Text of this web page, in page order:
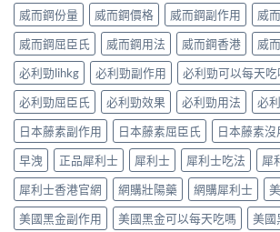
威而鋼份量
威而鋼價格 威而鋼副作用
威
威而鋼屈臣氏
威而鋼用法 威而鋼香港
威
必利勁lihkg
必利勁副作用 必利勁可以每天吃
必利勁屈臣氏
必利勁效果 必利勁用法
必
日本藤素副作用
日本藤素屈臣氏 日本藤素沒
早洩
正品犀利士 犀利士 犀利士吃法
犀
犀利士香港官網
網購壯陽藥 網購犀利士
美國黑金副作用
美國黑金可以每天吃嗎
美國